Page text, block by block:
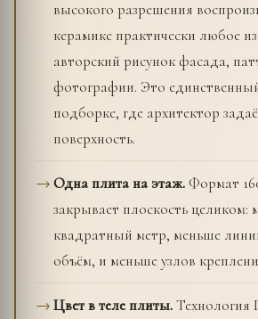
высокого разрешения
керамике практически любое
авторский рисунок фасада,
фотографии. Это
подборке, где архитектор
поверхность.
Одна плита на этаж. Формат
закрывает плоскость
квадратный метр, меньше
объём, и меньше узлов
Цвет в теле плиты.Технология